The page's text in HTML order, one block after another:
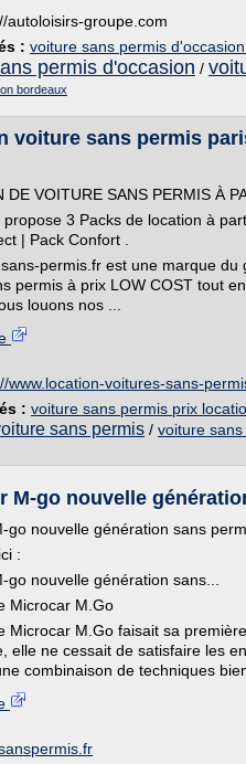
autoloisirs-groupe.com
: voiture sans permis
permis d'occasion /
bordeaux
voiture sans permis
DE VOITURE SANS PERMIS À
propose 3 Packs de location à
| Pack Confort .
permis.fr est une marque
permis à prix LOW COST tout
louons nos ...
www.location-voitures-sans-
: voiture sans permis prix
sans permis / voiture
M-go nouvelle
go nouvelle génération sans
:
go nouvelle génération sans...
Microcar M.Go
Microcar M.Go faisait sa
elle ne cessait de satisfaire les
combinaison de techniques